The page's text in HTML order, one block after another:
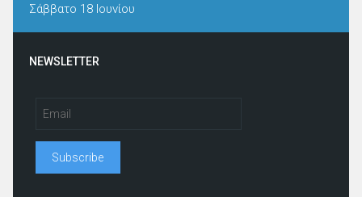
Σάββατο 18 Ιουνίου
NEWSLETTER